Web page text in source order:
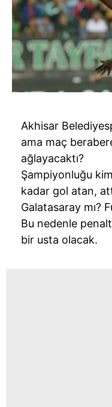
Akhisar
ama maç
ağlayacaktı?
Şampiyonluğu
kadar gol atan,
Galatasaray mı?
Bu nedenle
bir usta olacak.